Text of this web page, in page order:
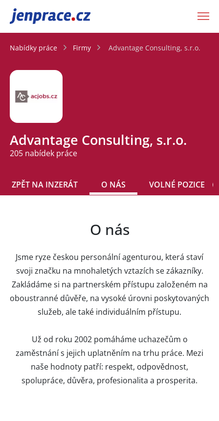
JenPráce.cz
Nabídky práce Firmy Advantage Consulting, s.r.o.
Advantage Consulting, s.r.o.
205 nabídek práce
ZPĚT NA INZERÁT O NÁS VOLNÉ POZICE
O nás
Jsme ryze českou personální agenturou, která staví
svoji značku na mnohaletých vztazích se zákazníky.
Zakládáme si na partnerském přístupu založeném na
oboustranné důvěře, na vysoké úrovni poskytovaných
služeb, ale také individuálním přístupu.
Už od roku 2002 pomáháme uchazečům o
zaměstnání s jejich uplatněním na trhu práce. Mezi
naše hodnoty patří: respekt, odpovědnost,
spolupráce, důvěra, profesionalita a prosperita.